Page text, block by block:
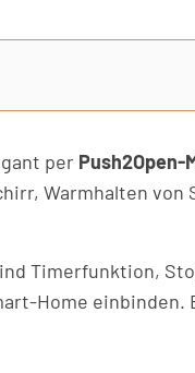
per Push2Open-
Warmhalten von
Timerfunktion,
Home einbinden.